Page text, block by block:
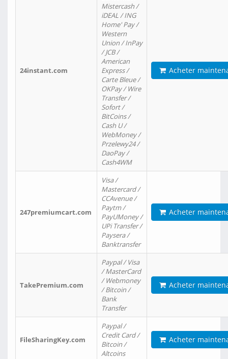
24instant.com
Mistercash /
iDEAL / ING
Home' Pay /
Western
Union / InPay
/ JCB /
American
Express /
Carte Bleue /
OKPay / Wire
Transfer /
Sofort /
BitCoins /
Cash U /
WebMoney /
Przelewy24 /
DaoPay /
Cash4WM
Acheter
247premiumcart.com
Visa /
Mastercard /
CCAvenue /
Paytm /
PayUMoney /
UPi Transfer /
Paysera /
Banktransfer
Acheter
TakePremium.com
Paypal / Visa
/ MasterCard
/ Webmoney
/ Bitcoin /
Bank
Transfer
Acheter
FileSharingKey.com
Paypal /
Credit Card /
Bitcoin /
Altcoins
Acheter